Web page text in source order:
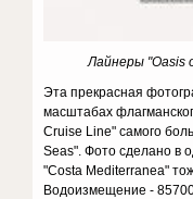
Лайнеры "Oasis
Эта прекрасная
масштабах
Cruise Line" самого
Seas". Фото сделано в
"Costa Mediterranea"
Водоизмещение -